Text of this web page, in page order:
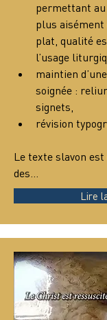
permettant au
plus
plat, qualité
l’usage
maintien
soignée :
signets,
révision
Le texte slavon
des…
Lire